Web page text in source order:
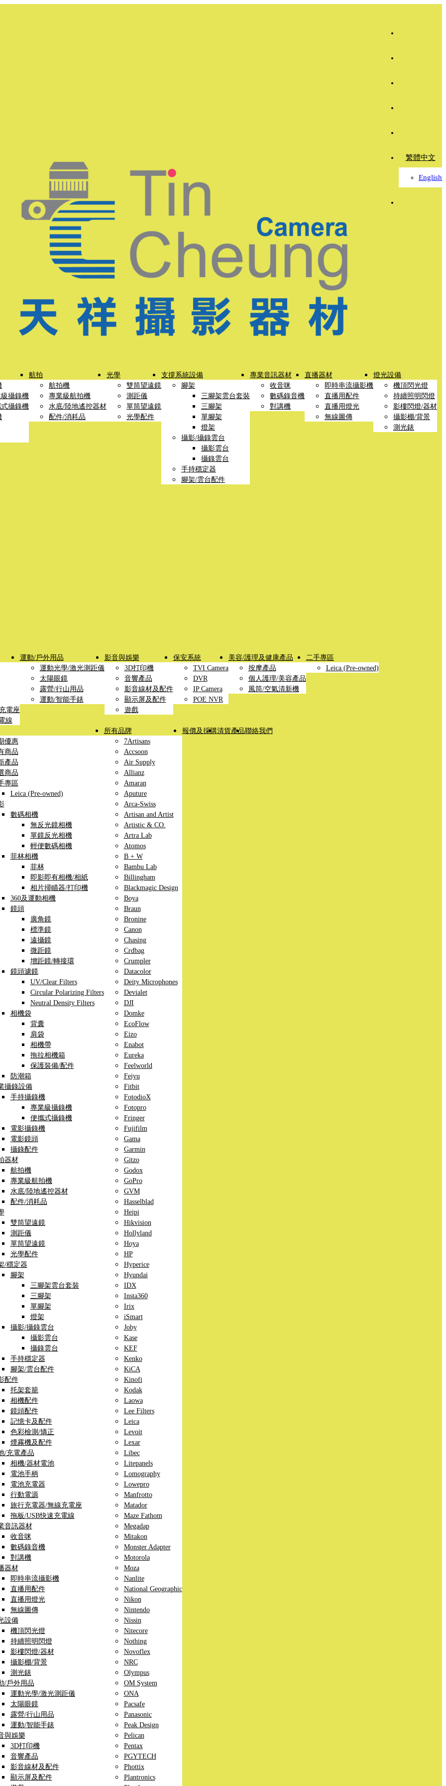
繁體中文
English
攝錄機
攝錄機
航拍
航拍機
專業級航拍機
水底/陸地遙控器材
配件/消耗品
光學
雙筒望遠鏡
測距儀
單筒望遠鏡
光學配件
支撐系統設備
腳架
三腳架雲台套裝
三腳架
單腳架
燈架
攝影/攝錄雲台
攝影雲台
攝錄雲台
手持穩定器
腳架/雲台配件
專業音訊器材
收音咪
數碼錄音機
對講機
直播器材
即時串流攝影機
直播用配件
直播用燈光
無線圖傳
燈光設備
機頂閃光燈
持續照明閃燈
影樓閃燈/器材
攝影棚/背景
測光錶
電座
線
運動/戶外用品
運動光學/激光測距儀
太陽眼鏡
露營/行山用品
運動/智能手錶
影音與娛樂
3D打印機
音響產品
影音線材及配件
顯示屏及配件
遊戲
保安系統
TVI Camera
DVR
IP Camera
POE NVR
美容/護理及健康產品
按摩產品
個人護理/美容產品
風筒/空氣清新機
二手專區
Leica (Pre-owned)
優惠
商品
產品
商品
專區
Leica (Pre-owned)
數碼相機
無反光鏡相機
單鏡反光相機
輕便數碼相機
菲林相機
菲林
即影即有相機/相紙
相片掃瞄器/打印機
360及運動相機
鏡頭
廣角鏡
標準鏡
遠攝鏡
微距鏡
增距鏡/轉接環
鏡頭濾鏡
UV/Clear Filters
Circular Polarizing Filters
Neutral Density Filters
相機袋
背囊
肩袋
相機帶
拖拉相機箱
保護裝備/配件
防潮箱
攝錄設備
手持攝錄機
專業級攝錄機
便攜式攝錄機
電影攝錄機
電影鏡頭
攝錄配件
器材
航拍機
專業級航拍機
水底/陸地遙控器材
配件/消耗品
雙筒望遠鏡
測距儀
單筒望遠鏡
光學配件
/穩定器
腳架
三腳架雲台套裝
三腳架
單腳架
燈架
攝影/攝錄雲台
攝影雲台
攝錄雲台
手持穩定器
腳架/雲台配件
配件
托架套籠
相機配件
鏡頭配件
記憶卡及配件
色彩檢測/矯正
煙霧機及配件
/充電產品
相機/器材電池
電池手柄
電池充電器
行動電源
旅行充電器/無線充電座
拖板/USB快速充電線
音訊器材
收音咪
數碼錄音機
對講機
器材
即時串流攝影機
直播用配件
直播用燈光
無線圖傳
設備
機頂閃光燈
持續照明閃燈
影樓閃燈/器材
攝影棚/背景
測光錶
/戶外用品
運動光學/激光測距儀
太陽眼鏡
露營/行山用品
運動/智能手錶
與娛樂
3D打印機
音響產品
影音線材及配件
顯示屏及配件
所有品牌
7Artisans
Accsoon
Air Supply
Allianz
Amaran
Aputure
Arca-Swiss
Artisan and Artist
Artistic & CO.
Artra Lab
Atomos
B + W
Bambu Lab
Billingham
Blackmagic Design
Boya
Braun
Bronine
Canon
Chasing
Crdbag
Crumpler
Datacolor
Deity Microphones
Devialet
DJI
Domke
EcoFlow
Eizo
Enabot
Eureka
Feelworld
Feiyu
Fitbit
FotodioX
Fotopro
Fringer
Fujifilm
Gama
Garmin
Gitzo
Godox
GoPro
GVM
Hasselblad
Heipi
Hikvision
Hollyland
Hoya
HP
Hyperice
Hyundai
IDX
Insta360
Irix
iSmart
Joby
Kase
KEF
Kenko
KiCA
Kinofi
Kodak
Laowa
Lee Filters
Leica
Levoit
Lexar
Libec
Litepanels
Lomography
Lowepro
Manfrotto
Matador
Maze Fathom
Megadap
Mitakon
Monster Adapter
Motorola
Moza
Nanlite
National Geographic
Nikon
Nintendo
Nissin
Nitecore
Nothing
Novoflex
NRC
Olympus
OM System
ONA
Pacsafe
Panasonic
Peak Design
Pelican
Pentax
PGYTECH
Phottix
Plantronics
報價及採購清貨產品聯絡我們